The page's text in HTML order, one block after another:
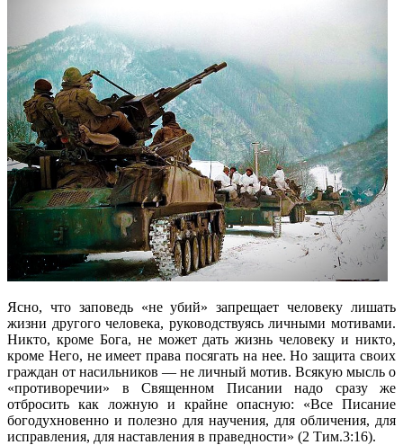
Ясно, что заповедь «не убий» запрещает человеку лишать
жизни другого человека, руководствуясь личными мотивами.
Никто, кроме Бога, не может дать жизнь человеку и никто,
кроме Него, не имеет права посягать на нее. Но защита своих
граждан от насильников — не личный мотив. Всякую мысль о
«противоречии» в Священном Писании надо сразу же
отбросить как ложную и крайне опасную: «Все Писание
богодухновенно и полезно для научения, для обличения, для
исправления, для наставления в праведности» (2 Тим.3:16).